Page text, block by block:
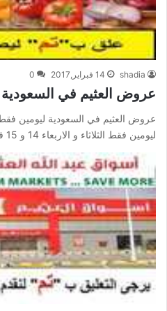
shadia 14 فبراير,2017 0
عروض العثيم في
عروض العثيم في السعودية ليومين
ليومين فقط الثلاثاء و الاربعاء 14 و 15 فبراير…